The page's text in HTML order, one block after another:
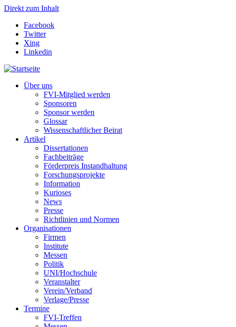
Direkt zum Inhalt
Facebook
Twitter
Xing
Linkedin
Über uns
FVI-Mitglied werden
Sponsoren
Sponsor werden
Glossar
Wissenschaftlicher Beirat
Artikel
Dissertationen
Fachbeiträge
Förderpreis Instandhaltung
Forschungsprojekte
Information
Kurioses
News
Presse
Richtlinien und Normen
Organisationen
Firmen
Institute
Messen
Politik
UNI/Hochschule
Veranstalter
Verein/Verband
Verlage/Presse
Termine
FVI-Treffen